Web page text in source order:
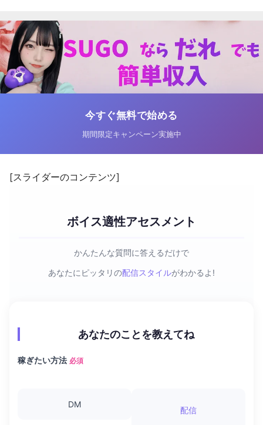
今すぐ無料で始める
期間限定キャンペーン実施中
[スライダーのコンテンツ]
ボイス適性アセスメント
かんたんな質問に答えるだけで
あなたにピッタリの配信スタイルがわかるよ!
あなたのことを教えてね
稼ぎたい方法 必須
DM
配信